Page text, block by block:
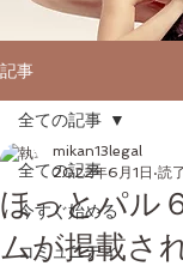
記事
全ての記事
今すぐ始める
コミュニティ
全ての記事
ほっとパル
ムが掲載さ
mikan13legal
2022年6月1日 読